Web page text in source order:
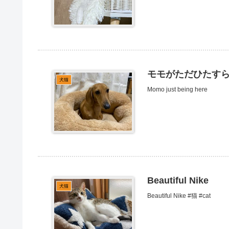
犬猫
モモがただひたす
Momo just being here
犬猫
Beautiful Nike
Beautiful Nike #猫 #cat